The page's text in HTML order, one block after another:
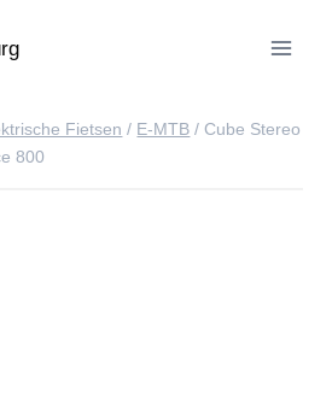
Fietsen / E-MTB / Cube Stereo
800